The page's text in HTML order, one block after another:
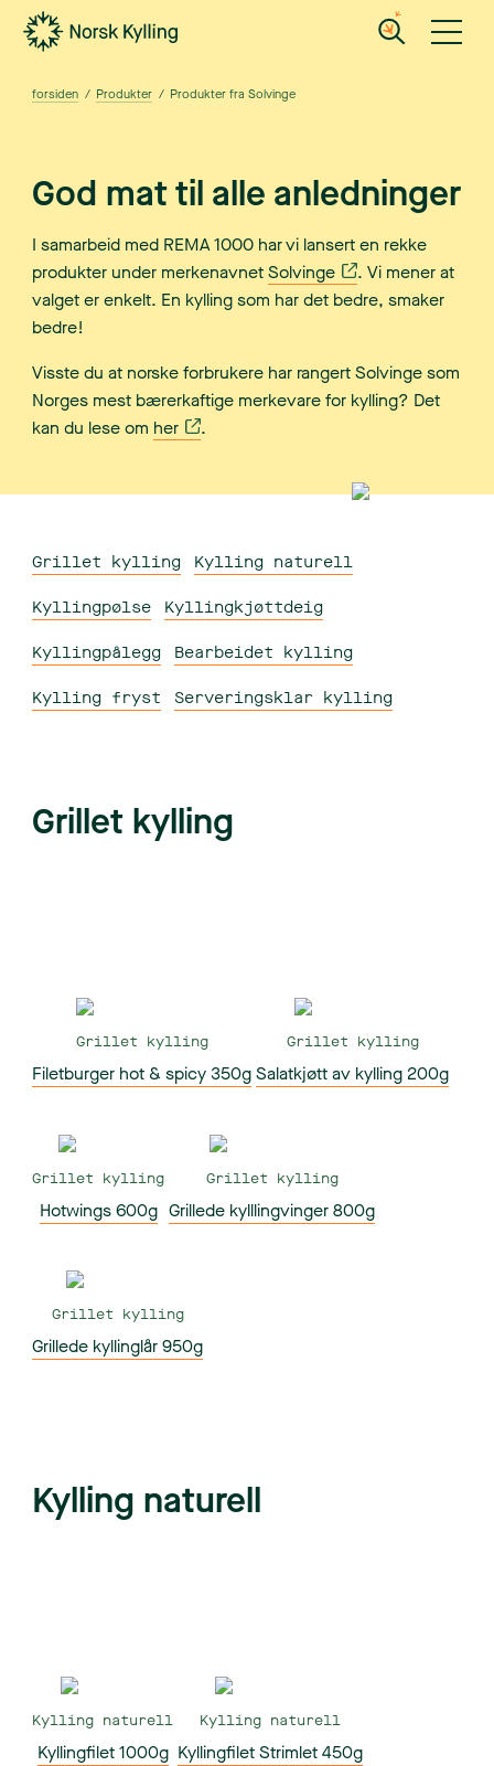
Gå til hovedinnholdet
Gå til menyen
forsiden / Produkter / Produkter fra Solvinge
God mat til alle anledninger
I samarbeid med REMA 1000 har vi lansert en rekke
produkter under merkenavnetSolvinge
. Vi mener at
valget er enkelt. En kylling som har det bedre, smaker
bedre!
Visste du at norske forbrukere har rangert Solvinge som
Norges mest bærerkaftige merkevare for kylling? Det
kan du lese om her .
Grillet kylling Kylling naturell
Kyllingpølse Kyllingkjøttdeig
Kyllingpålegg Bearbeidet kylling
Kylling fryst Serveringsklar kylling
Grillet kylling
Grillet kylling
Filetburger hot & spicy 350g
Grillet kylling
Salatkjøtt av kylling 200g
Grillet kylling
Hotwings 600g
Grillet kylling
Grillede kylllingvinger 800g
Grillet kylling
Grillede kyllinglår 950g
Kylling naturell
Kylling naturell
Kyllingfilet 1000g
Kylling naturell
Kyllingfilet Strimlet 450g